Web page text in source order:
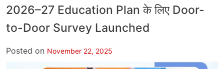
2026–27 Education Plan के लिए Door-
to-Door Survey Launched
Posted on November 22, 2025